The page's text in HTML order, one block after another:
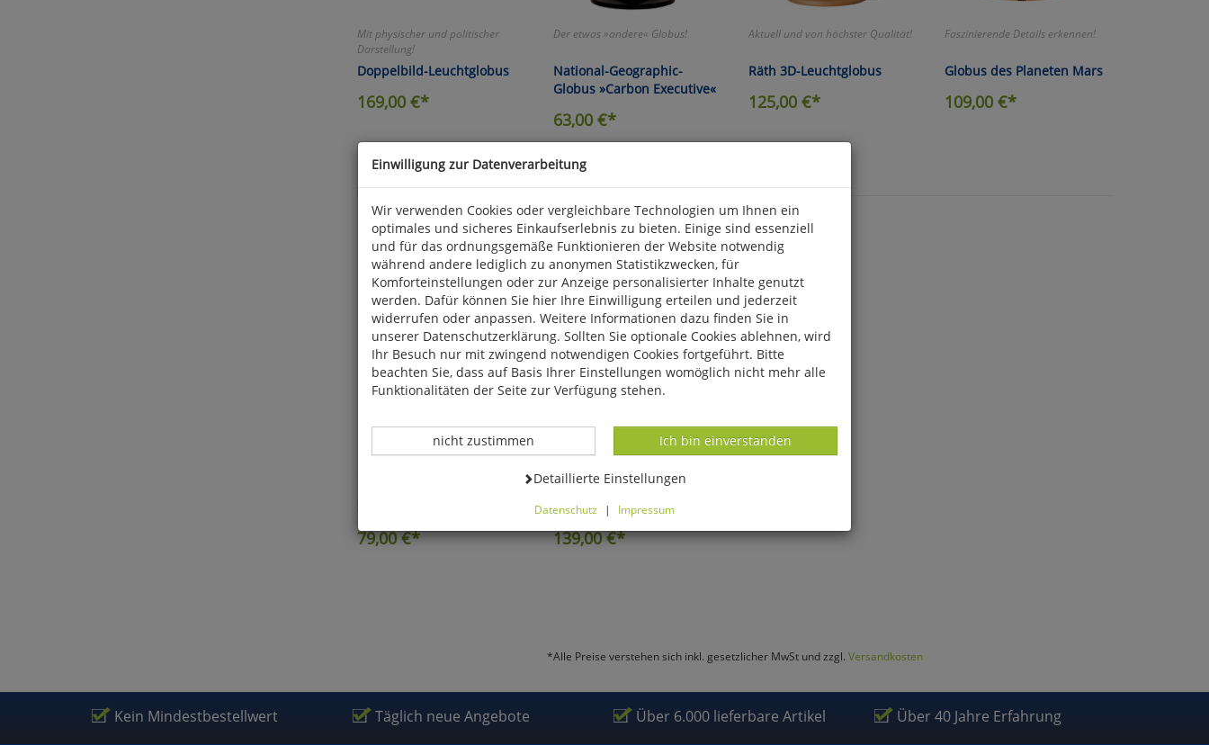
Mit physischer und politischer
Darstellung!
Doppelbild-Leuchtglobus
169,00 €*
Der etwas »andere« Globus!
National-Geographic-
Globus »Carbon Executive«
63,00€*
Aktuell und von höchster Qualität!
Räth 3D-Leuchtglobus
125,00 €*
Faszinierende Details erkennen!
Globus des Planeten Mars
109,00€*
79,00€*
Faszinierende Details erkennen!
Mond-Globus
139,00€*
*Alle Preise verstehen sich inkl. gesetzlicher MwSt und zzgl. Versandkosten
Kein Mindestbestellwert Täglich neue Angebote Über 6.000 lieferbare Artikel Über 40 Jahre Erfahrung
Einwilligung zur Datenverarbeitung
Wir verwenden Cookies oder vergleichbare Technologien um Ihnen ein
optimales und sicheres Einkaufserlebnis zu bieten. Einige sind essenziell
und für das ordnungsgemäße Funktionieren der Website notwendig
während andere lediglich zu anonymen Statistikzwecken, für
Komforteinstellungen oder zur Anzeige personalisierter Inhalte genutzt
werden. Dafür können Sie hier Ihre Einwilligung erteilen und jederzeit
widerrufen oder anpassen. Weitere Informationen dazu finden Sie in
unserer Datenschutzerklärung. Sollten Sie optionale Cookies ablehnen, wird
Ihr Besuch nur mit zwingend notwendigen Cookies fortgeführt. Bitte
beachten Sie, dass auf Basis Ihrer Einstellungen womöglich nicht mehr alle
Funktionalitäten der Seite zur Verfügung stehen.
Datenverarbeitung -
Ich bin einverstanden
Datenverarbeitung -
nicht zustimmen
Datenverarbeitung -
Detaillierte Einstellungen
Datenschutz | Impressum
Cookies ablehnen, wird Ihr Besuch nur mit zwingend notwendigen Cookies